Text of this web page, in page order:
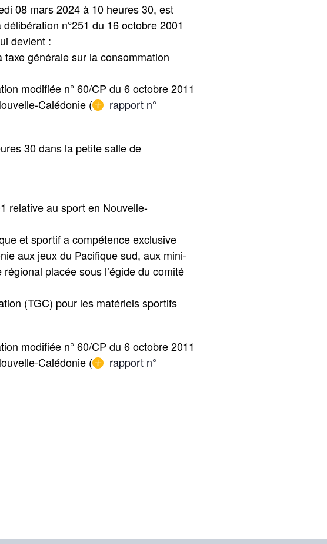
08 mars 2024 à 10 heures 30, est
n°251 du 16 octobre 2001
devient :
générale sur la consommation
modifiée n° 60/CP du 6 octobre 2011
Calédonie (
rapport n°
30 dans la petite salle de
relative au sport en Nouvelle-
et sportif a compétence exclusive
aux jeux du Pacifique sud, aux mini-
placée sous l’égide du comité
(TGC) pour les matériels sportifs
modifiée n° 60/CP du 6 octobre 2011
Calédonie (
rapport n°